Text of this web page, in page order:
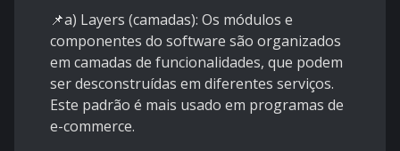
📌a) Layers (camadas): Os módulos e
componentes do software são organizados
em camadas de funcionalidades, que podem
ser desconstruídas em diferentes serviços.
Este padrão é mais usado em programas de
e-commerce.